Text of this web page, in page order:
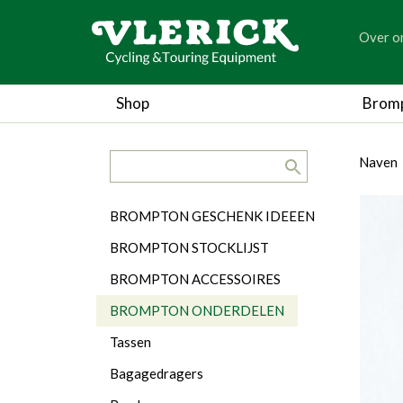
Over
Shop
Naven
Categorieën
BROMPTON GESCHENK IDEEEN
BROMPTON STOCKLIJST
BROMPTON ACCESSOIRES
BROMPTON ONDERDELEN
Tassen
Bagagedragers